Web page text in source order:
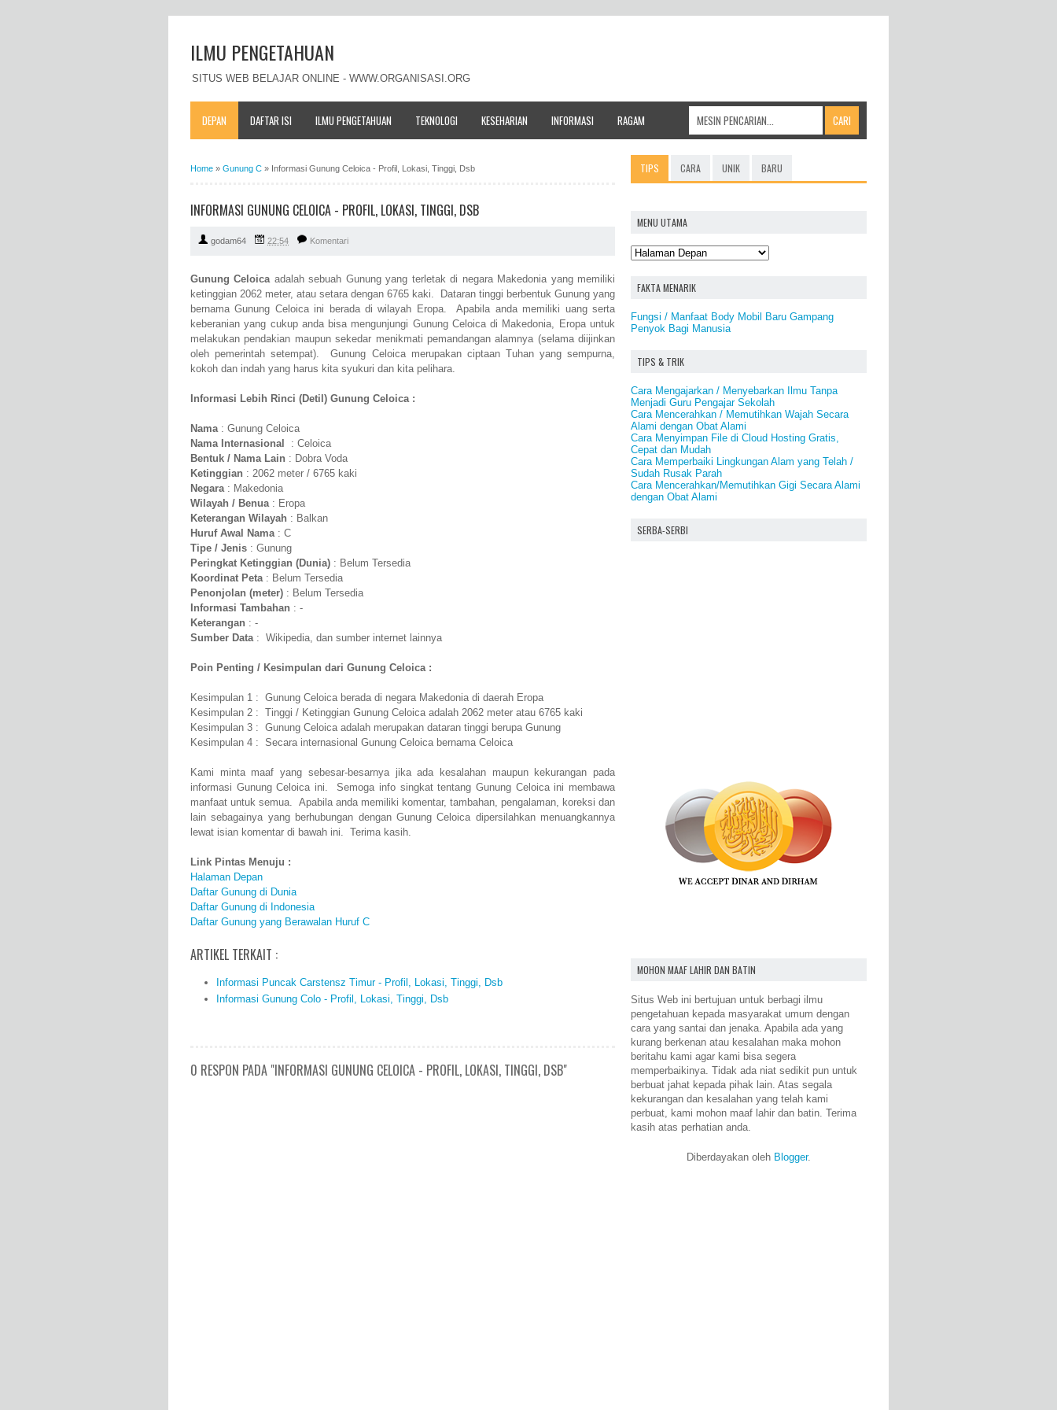
ILMU PENGETAHUAN
SITUS WEB BELAJAR ONLINE - WWW.ORGANISASI.ORG
DEPAN DAFTAR ISI ILMU PENGETAHUAN TEKNOLOGI KESEHARIAN INFORMASI RAGAM
Home » Gunung C » Informasi Gunung Celoica - Profil, Lokasi, Tinggi, Dsb
INFORMASI GUNUNG CELOICA - PROFIL, LOKASI, TINGGI, DSB
godam64 22:54 Komentari
Gunung Celoicaadalah sebuah Gunung yang terletak di negara Makedonia yang memiliki
ketinggian 2062 meter, atau setara dengan 6765 kaki. Dataran tinggi berbentuk Gunung yang
bernama Gunung Celoica ini berada di wilayah Eropa. Apabila anda memiliki uang serta
keberanian yang cukup anda bisa mengunjungi Gunung Celoica di Makedonia, Eropa untuk
melakukan pendakian maupun sekedar menikmati pemandangan alamnya (selama diijinkan
oleh pemerintah setempat). Gunung Celoica merupakan ciptaan Tuhan yang sempurna,
kokoh dan indah yang harus kita syukuri dan kita pelihara.
Informasi Lebih Rinci (Detil) Gunung Celoica :
Nama: Gunung Celoica
Nama Internasional
: Celoica
Bentuk / Nama Lain : Dobra Voda
Ketinggian : 2062 meter / 6765 kaki
Negara: Makedonia
Wilayah / Benua: Eropa
Keterangan Wilayah : Balkan
Huruf Awal Nama: C
Tipe / Jenis : Gunung
Peringkat Ketinggian (Dunia) : Belum Tersedia
Koordinat Peta: Belum Tersedia
Penonjolan (meter) : Belum Tersedia
Informasi Tambahan : -
Keterangan : -
Sumber Data: Wikipedia, dan sumber internet lainnya
Poin Penting / Kesimpulan dari Gunung Celoica :
Kesimpulan 1 : Gunung Celoica berada di negara Makedonia di daerah Eropa
Kesimpulan 2 : Tinggi / Ketinggian Gunung Celoica adalah 2062 meter atau 6765 kaki
Kesimpulan 3 : Gunung Celoica adalah merupakan dataran tinggi berupa Gunung
Kesimpulan 4 : Secara internasional Gunung Celoica bernama Celoica
Kami minta maaf yang sebesar-besarnya jika ada kesalahan maupun kekurangan pada
informasi Gunung Celoica ini. Semoga info singkat tentang Gunung Celoica ini membawa
manfaat untuk semua. Apabila anda memiliki komentar, tambahan, pengalaman, koreksi dan
lain sebagainya yang berhubungan dengan Gunung Celoica dipersilahkan menuangkannya
lewat isian komentar di bawah ini. Terima kasih.
Link Pintas Menuju :
Halaman Depan
Daftar Gunung di Dunia
Daftar Gunung di Indonesia
Daftar Gunung yang Berawalan Huruf C
ARTIKEL TERKAIT :
Informasi Puncak Carstensz Timur - Profil, Lokasi, Tinggi, Dsb
Informasi Gunung Colo - Profil, Lokasi, Tinggi, Dsb
0 RESPON PADA "INFORMASI GUNUNG CELOICA - PROFIL, LOKASI, TINGGI, DSB"
TIPS CARA UNIK BARU
MENU UTAMA
FAKTA MENARIK
Fungsi / Manfaat Body Mobil Baru Gampang
Penyok Bagi Manusia
TIPS & TRIK
Cara Mengajarkan / Menyebarkan Ilmu Tanpa
Menjadi Guru Pengajar Sekolah
Cara Mencerahkan / Memutihkan Wajah Secara
Alami dengan Obat Alami
Cara Menyimpan File di Cloud Hosting Gratis,
Cepat dan Mudah
Cara Memperbaiki Lingkungan Alam yang Telah /
Sudah Rusak Parah
Cara Mencerahkan/Memutihkan Gigi Secara Alami
dengan Obat Alami
SERBA-SERBI
MOHON MAAF LAHIR DAN BATIN
Situs Web ini bertujuan untuk berbagi ilmu
pengetahuan kepada masyarakat umum dengan
cara yang santai dan jenaka. Apabila ada yang
kurang berkenan atau kesalahan maka mohon
beritahu kami agar kami bisa segera
memperbaikinya. Tidak ada niat sedikit pun untuk
berbuat jahat kepada pihak lain. Atas segala
kekurangan dan kesalahan yang telah kami
perbuat, kami mohon maaf lahir dan batin. Terima
kasih atas perhatian anda.
Diberdayakan oleh Blogger.